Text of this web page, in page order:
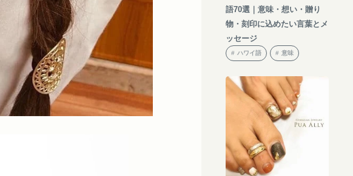
語70選｜意味・想い・贈り
物・刻印に込めたい言葉とメ
ッセージ
ハワイ語 意味